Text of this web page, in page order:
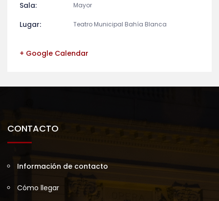
Sala: Mayor
Lugar: Teatro Municipal Bahía Blanca
+ Google Calendar
CONTACTO
Información de contacto
Cómo llegar